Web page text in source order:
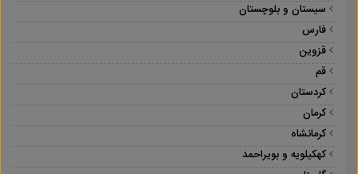
سیستان و بلوچستان
فارس
قزوین
قم
کردستان
کرمان
کرمانشاه
کهکیلویه و بویراحمد